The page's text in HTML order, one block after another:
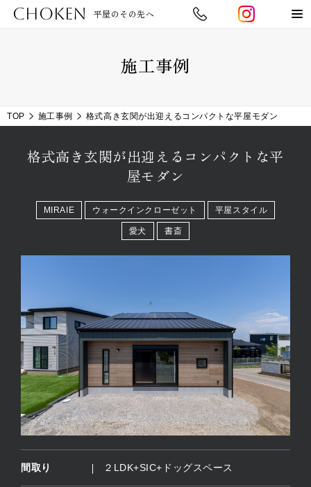
CHOKEN 平屋のその先へ
施工事例
TOP 施工事例 格式高き玄関が出迎えるコンパクトな平屋モダン
格式高き玄関が出迎えるコンパクトな平
屋モダン
MIRAIE ウォークインクローゼット 平屋スタイル
愛犬 書斎
間取り ２LDK+SIC+ドッグスペース